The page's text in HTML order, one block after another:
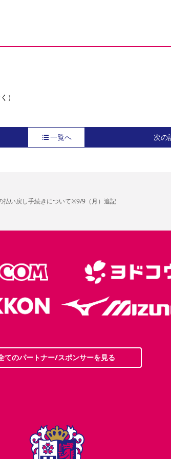
）
一覧へ 次の
払い戻し手続きについて※9/9（月）追記
てのパートナー/スポンサーを見る